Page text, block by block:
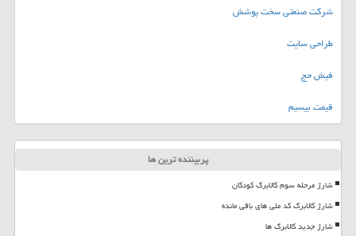
شرکت صنعتی سخت پوشش
طراحی سایت
فیش حج
قیمت بیسیم
پربیننده ترین ها
شارژ مرحله سوم کالابرگ کودکان
شارژ کالابرگ کد ملی های باقی مانده
شارژ جدید کالابرگ ها